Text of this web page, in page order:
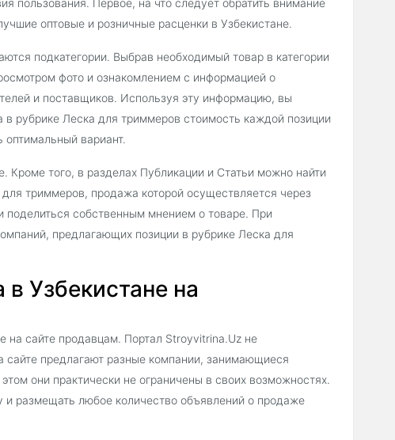
пользования. Первое, на что следует обратить внимание
оптовые и розничные расценки в Узбекистане.
подкатегории. Выбрав необходимый товар в категории
фото и ознакомлением с информацией о
и поставщиков. Используя эту информацию, вы
рубрике Леска для триммеров стоимость каждой позиции
вариант.
Кроме того, в разделах Публикации и Статьи можно найти
триммеров, продажа которой осуществляется через
поделиться собственным мнением о товаре. При
предлагающих позиции в рубрике Леска для
Узбекистане на
сайте продавцам. Портал Stroyvitrina.Uz не
сайте предлагают разные компании, занимающиеся
они практически не ограничены в своих возможностях.
размещать любое количество объявлений о продаже